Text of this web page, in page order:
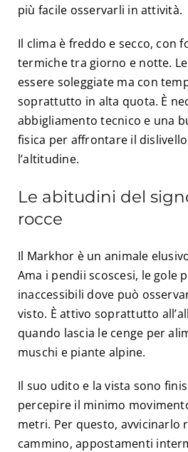
più facile osservarli in attività.
Il clima è freddo e secco, con
termiche tra giorno e notte.
essere soleggiate ma con
soprattutto in alta quota. È
abbigliamento tecnico e una
fisica per affrontare il
l’altitudine.
Le abitudini del
rocce
Il Markhor è un animale
Ama i pendii scoscesi, le gole
inaccessibili dove può
visto. È attivo soprattutto
quando lascia le cenge per
muschi e piante alpine.
Il suo udito e la vista sono
percepire il minimo
metri. Per questo, avvicinarlo
cammino, appostamenti